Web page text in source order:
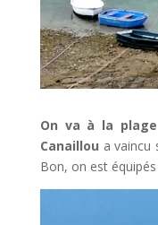
On va à la
Canaillou a vaincu
Bon, on est